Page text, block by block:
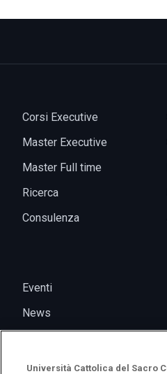
Corsi Executive
Master Executive
Master Full time
Ricerca
Consulenza
Eventi
News
Università Cattolica del Sacro